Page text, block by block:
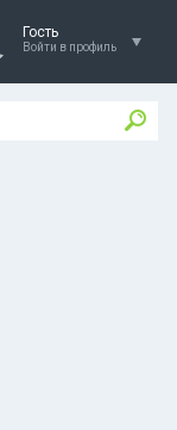
Гость
Войти в профиль